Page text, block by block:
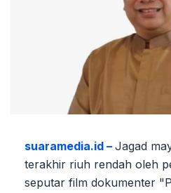
suaramedia.id – Jagad
terakhir riuh rendah oleh
seputar film dokumenter